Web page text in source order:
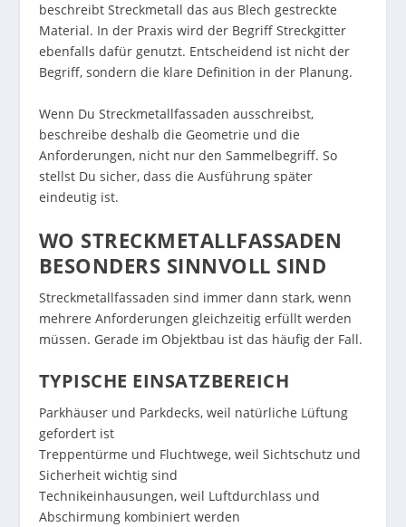
beschreibt Streckmetall das aus Blech gestreckte
Material. In der Praxis wird der Begriff Streckgitter
ebenfalls dafür genutzt. Entscheidend ist nicht der
Begriff, sondern die klare Definition in der Planung.
Wenn Du Streckmetallfassaden ausschreibst,
beschreibe deshalb die Geometrie und die
Anforderungen, nicht nur den Sammelbegriff. So
stellst Du sicher, dass die Ausführung später
eindeutig ist.
WO STRECKMETALLFASSADEN
BESONDERS SINNVOLL SIND
Streckmetallfassaden sind immer dann stark, wenn
mehrere Anforderungen gleichzeitig erfüllt werden
müssen. Gerade im Objektbau ist das häufig der Fall.
TYPISCHE EINSATZBEREICH
Parkhäuser und Parkdecks, weil natürliche Lüftung
gefordert ist
Treppentürme und Fluchtwege, weil Sichtschutz und
Sicherheit wichtig sind
Technikeinhausungen, weil Luftdurchlass und
Abschirmung kombiniert werden